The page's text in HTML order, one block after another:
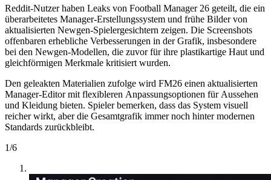
Reddit-Nutzer haben Leaks von Football Manager 26 geteilt, die ein
überarbeitetes Manager-Erstellungssystem und frühe Bilder von
aktualisierten Newgen-Spielergesichtern zeigen. Die Screenshots
offenbaren erhebliche Verbesserungen in der Grafik, insbesondere
bei den Newgen-Modellen, die zuvor für ihre plastikartige Haut und
gleichförmigen Merkmale kritisiert wurden.
Den geleakten Materialien zufolge wird FM26 einen aktualisierten
Manager-Editor mit flexibleren Anpassungsoptionen für Aussehen
und Kleidung bieten. Spieler bemerken, dass das System visuell
reicher wirkt, aber die Gesamtgrafik immer noch hinter modernen
Standards zurückbleibt.
1/6